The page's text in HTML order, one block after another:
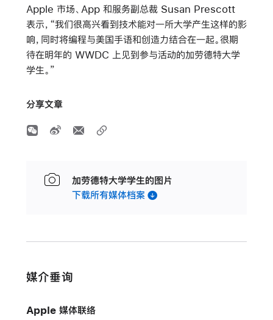
Apple 市场、App 和服务副总裁 Susan Prescott
表示，“我们很高兴看到技术能对一所大学产生这样的影
响，同时将编程与美国手语和创造力结合在一起。很期
待在明年的 WWDC 上见到参与活动的加劳德特大学
学生。”
分享文章
加劳德特大学学生的图片
下载所有媒体档案
媒介垂询
Apple 媒体联络